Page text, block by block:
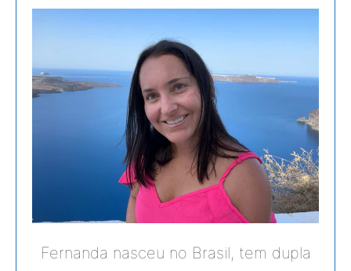
Fernanda nasceu no Brasil, tem dupla